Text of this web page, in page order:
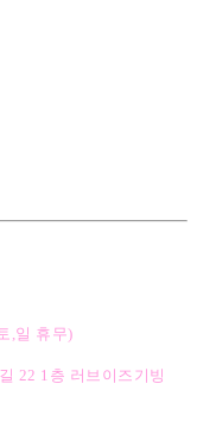
,일 휴무)
22 1층 러브이즈기빙